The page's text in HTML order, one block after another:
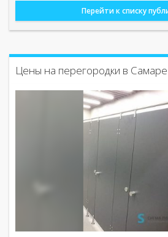
Перейти к списку
Цены на перегородки в Самаре